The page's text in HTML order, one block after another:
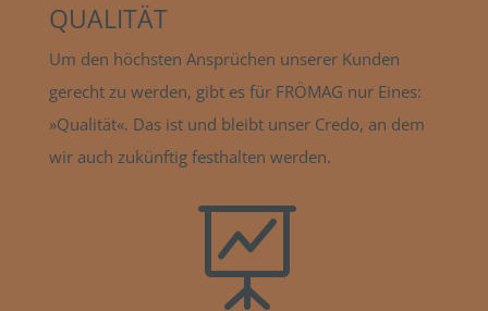
QUALITÄT
Um den höchsten Ansprüchen unserer Kunden
gerecht zu werden, gibt es für FRÖMAG nur Eines:
»Qualität«. Das ist und bleibt unser Credo, an dem
wir auch zukünftig festhalten werden.
